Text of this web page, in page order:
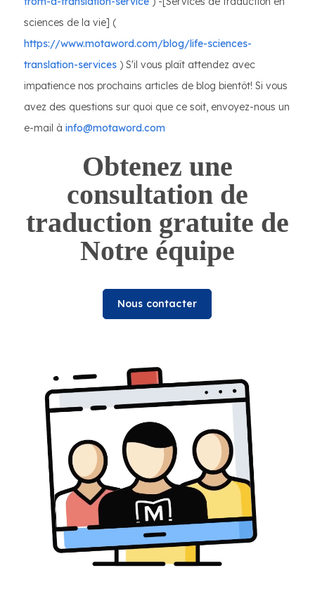
sciences de la vie] (
https://www.motaword.com/blog/life-sciences-
translation-services ) S'il vous plaît attendez avec
impatience nos prochains articles de blog bientôt! Si vous
avez des questions sur quoi que ce soit, envoyez-nous un
e-mail à info@motaword.com
Obtenez une
consultation de
traduction gratuite de
Notre équipe
Nous contacter